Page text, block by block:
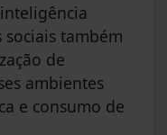
também
de
ambientes
e consumo de